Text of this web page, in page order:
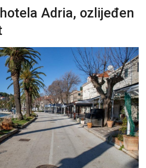
Adria, ozlijeđen